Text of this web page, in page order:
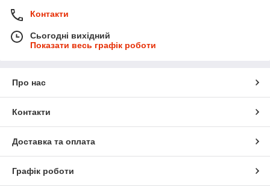
Контакти
Сьогодні вихідний
Показати весь графік роботи
Про нас
Контакти
Доставка та оплата
Графік роботи